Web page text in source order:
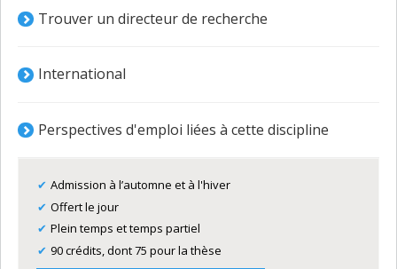
Trouver un directeur de recherche
International
Perspectives d'emploi liées à cette discipline
Admission à l’automne et à l'hiver
Offert le jour
Plein temps et temps partiel
90 crédits, dont 75 pour la thèse